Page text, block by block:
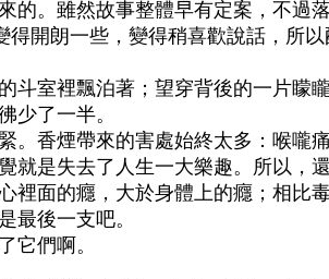
的。雖然故事整體早有定案，不
得開朗一些，變得稍喜歡說話，所
斗室裡飄泊著；望穿背後的一片矇
少了一半。
。香煙帶來的害處始終太多：喉嚨
就是失去了人生一大樂趣。所以，
裡面的癮，大於身體上的癮；相比
最後一支吧。
它們啊。